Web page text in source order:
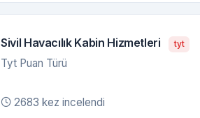
Sivil Havacılık Kabin Hizmetleri tyt
Tyt Puan Türü
2683 kez incelendi